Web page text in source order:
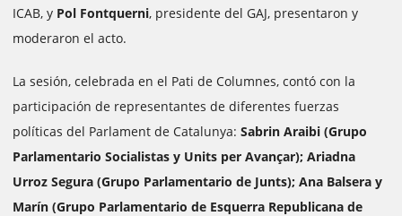
ICAB, y Pol Fontquerni, presidente del GAJ, presentaron y
moderaron el acto.
La sesión, celebrada en el Pati de Columnes, contó con la
participación de representantes de diferentes fuerzas
políticas del Parlament de Catalunya: Sabrin Araibi (Grupo
Parlamentario Socialistas y Units per Avançar); Ariadna
Urroz Segura (Grupo Parlamentario de Junts); Ana Balsera y
Marín (Grupo Parlamentario de Esquerra Republicana de